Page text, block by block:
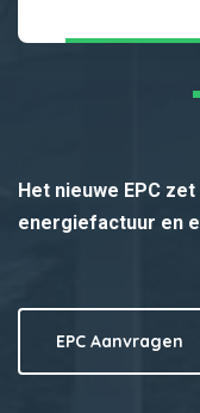
Het nieuwe EPC
energiefactuur en
EPC Aanvragen